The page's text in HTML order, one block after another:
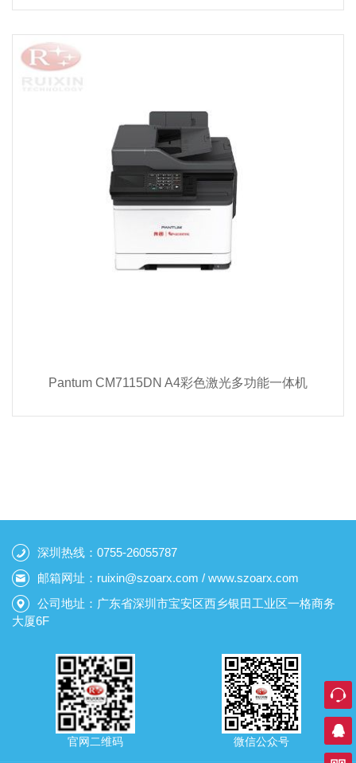
Pantum CM7115DN A4彩色激光多功能一体机
深圳热线：0755-26055787
邮箱网址：ruixin@szoarx.com / www.szoarx.com
公司地址：广东省深圳市宝安区西乡银田工业区一格商务
大厦6F
官网二维码 微信公众号